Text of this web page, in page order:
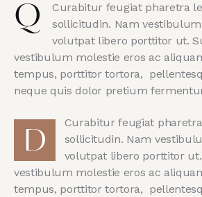
Q
Curabitur feugiat pharetra
sollicitudin. Nam
volutpat libero porttitor ut.
vestibulum molestie eros ac
tempus, porttitor tortora,
neque quis dolor pretium
D
Curabitur feugiat
sollicitudin. Nam
volutpat libero porttitor ut.
vestibulum molestie eros ac
tempus, porttitor tortora,